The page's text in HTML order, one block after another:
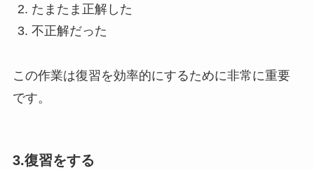
たまたま正解した
不正解だった
この作業は復習を効率的にするために非常に重要
です。
3.復習をする